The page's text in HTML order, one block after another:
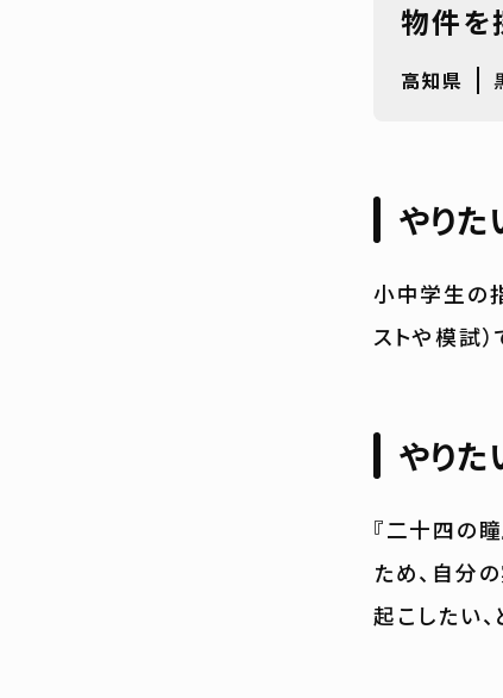
物件を
高知県
やりた
小中学生の
ストや模試
やりた
『二十四の
ため、自分
起こしたい